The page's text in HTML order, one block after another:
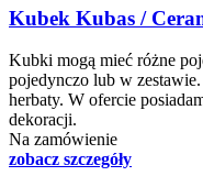
Kubek Kubas /
Kubki mogą mieć różne
pojedynczo lub w
herbaty. W ofercie
dekoracji.
Na zamówienie
zobacz szczegóły